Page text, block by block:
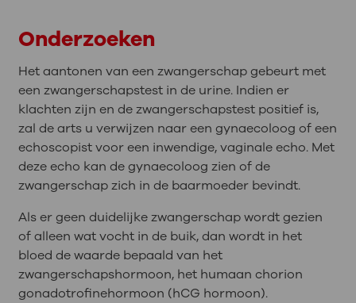
Onderzoeken
Het aantonen van een zwangerschap gebeurt met
een zwangerschapstest in de urine. Indien er
klachten zijn en de zwangerschapstest positief is,
zal de arts u verwijzen naar een gynaecoloog of een
echoscopist voor een inwendige, vaginale echo. Met
deze echo kan de gynaecoloog zien of de
zwangerschap zich in de baarmoeder bevindt.
Als er geen duidelijke zwangerschap wordt gezien
of alleen wat vocht in de buik, dan wordt in het
bloed de waarde bepaald van het
zwangerschapshormoon, het humaan chorion
gonadotrofinehormoon (hCG hormoon).